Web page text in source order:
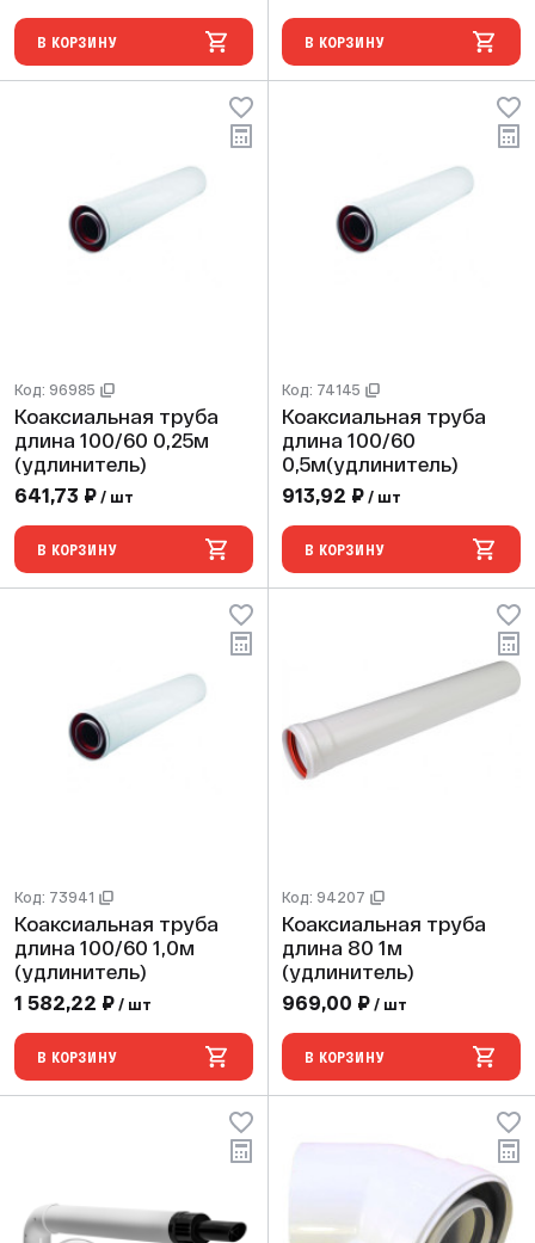
В КОРЗИНУ В КОРЗИНУ
Код: 96985
Коаксиальная труба
длина 100/60 0,25м
(удлинитель)
641,73 ₽ / шт
В КОРЗИНУ
Код: 74145
Коаксиальная труба
длина 100/60
0,5м(удлинитель)
913,92 ₽ / шт
В КОРЗИНУ
Код: 73941
Коаксиальная труба
длина 100/60 1,0м
(удлинитель)
1 582,22 ₽ / шт
В КОРЗИНУ
Код: 94207
Коаксиальная труба
длина 80 1м
(удлинитель)
969,00 ₽ / шт
В КОРЗИНУ